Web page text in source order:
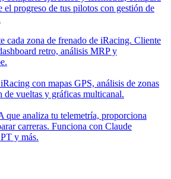
el progreso de tus pilotos con gestión de
cada zona de frenado de iRacing. Cliente
retro, análisis MRP y
con mapas GPS, análisis de zonas
de vueltas y gráficas multicanal.
que analiza tu telemetría, proporciona
carreras. Funciona con Claude
y más.